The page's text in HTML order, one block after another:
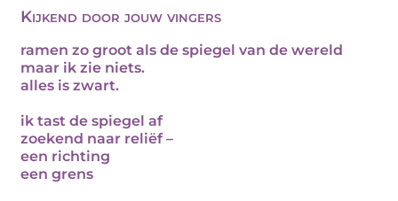
Kijkend door jouw vingers
ramen zo groot als de spiegel van de wereld
maar ik zie niets.
alles is zwart.
ik tast de spiegel af
zoekend naar reliëf –
een richting
een grens